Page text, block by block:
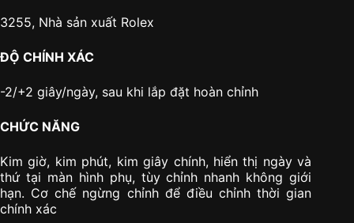
3255, Nhà sản xuất Rolex
ĐỘ CHÍNH XÁC
-2/+2 giây/ngày, sau khi lắp đặt hoàn chỉnh
CHỨC NĂNG
Kim giờ, kim phút, kim giây chính, hiển thị ngày và
thứ tại màn hình phụ, tùy chỉnh nhanh không giới
hạn. Cơ chế ngừng chỉnh để điều chỉnh thời gian
chính xác